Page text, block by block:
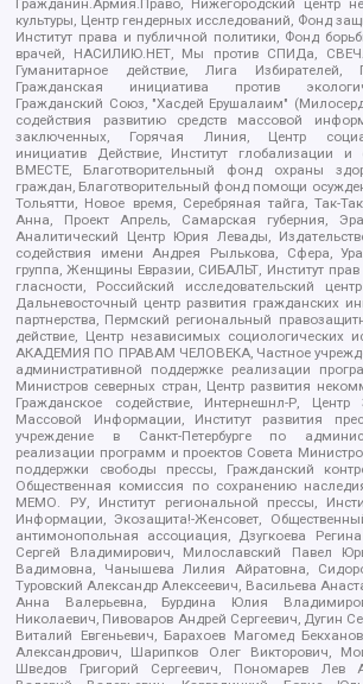
Гражданин.Армия.Право, Нижегородский центр
культуры, Центр гендерных исследований, Фонд
Институт права и публичной политики, Фонд
врачей, НАСИЛИЮ.НЕТ, Мы против СПИДа,
Гуманитарное действие, Лига Избирателей,
Гражданская инициатива против
Гражданский Союз, "Хасдей Ерушалаим"
содействия развитию средств массовой
заключенных, Горячая Линия, Центр
инициатив Действие, Институт глобализации
ВМЕСТЕ, Благотворительный фонд охраны
граждан, Благотворительный фонд помощи
Тольятти, Новое время, Серебряная тайга, Так-
Анна, Проект Апрель, Самарская губерния,
Аналитический Центр Юрия Левады,
содействия имени Андрея Рылькова, Сфера,
группа, Женщины Евразии, СИБАЛЬТ, Институт
гласности, Российский исследовательский
Дальневосточный центр развития гражданских
партнерства, Пермский региональный
действие, Центр независимых социологических
АКАДЕМИЯ ПО ПРАВАМ ЧЕЛОВЕКА, Частное
административной поддержке реализации
Министров северных стран, Центр развития
Гражданское содействие, Интернешнл-Р,
Массовой Информации, Институт развития
учреждение в Санкт-Петербурге по
реализации программ и проектов Совета
поддержки свободы прессы, Гражданский
Общественная комиссия по сохранению
МЕМО. РУ, Институт региональной прессы,
Информации, Экозащита!-Женсовет,
антимонопольная ассоциация, Дзугкоева
Сергей Владимирович, Милославский Павел
Вадимовна, Чанышева Лилия Айратовна,
Туровский Александр Алексеевич, Васильева
Анна Валерьевна, Бурдина Юлия
Николаевич, Пивоваров Андрей Сергеевич, Дугин
Виталий Евгеньевич, Барахоев Магомед
Александрович, Шарипков Олег Викторович,
Шведов Григорий Сергеевич, Пономарев Лев